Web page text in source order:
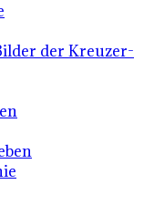
der Kreuzer-